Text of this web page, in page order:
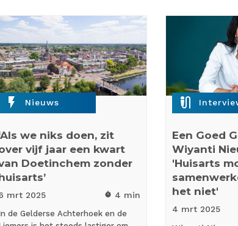
flash_on Nieuws
we niks doen, zit
vijf jaar een kwart
Doetinchem zonder
mrt 2025 timer 4 min
de Gelderse Achterhoek en de
mic_external_on
Een Goed
Wiyanti
'Huisarts
het niet'
4 mrt 2025